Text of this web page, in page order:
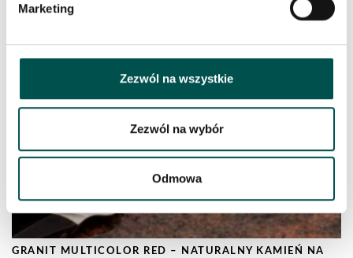
Marketing
Zezwól na wszystkie
Zezwól na wybór
Odmowa
GRANIT MULTICOLOR RED – NATURALNY KAMIEŃ NA